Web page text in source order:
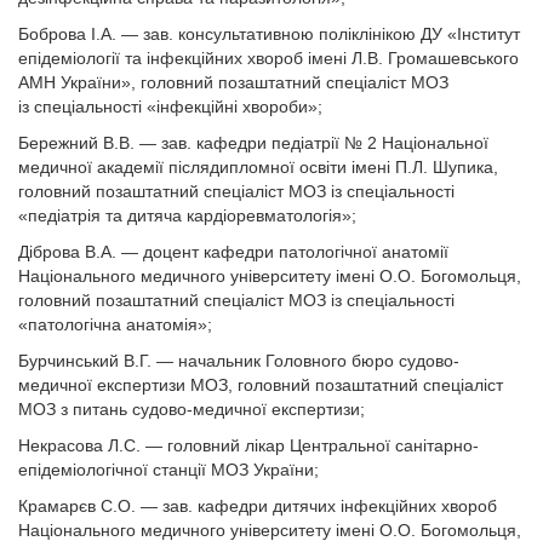
Боброва І.А. — зав. консультативною поліклінікою ДУ «Інститут
епідеміології та інфекційних хвороб імені Л.В. Громашевського
АМН України», головний позаштатний спеціаліст МОЗ
із спеціальност­і «інфекційні хвороби»;
Бережний В.В. — зав. кафедри педіатрії № 2 Національної
медичної академії післядипломної освіти імені П.Л. Шупика,
головний позаштатний спеціаліст МОЗ із спеціальності
«педіатрія та дитяча кардіоревматологія»;
Діброва В.А. — доцент кафедри патологічної анатомії
Національног­о медичного університету імені О.О. Богомольця,
головний позаштатний спеціаліст МОЗ із спеціальності
«патологічна анатомія»;
Бурчинський В.Г. — начальник Головного бюро судово-
медичної експертизи МОЗ, головний позаштатний спеціаліст
МОЗ з питань судово-медичної експертизи;
Некрасова Л.С. — головний лікар Центральної санітарно-
епідеміологічної станції МОЗ України;
Крамарєв С.О. — зав. кафедри дитячих інфекційних хвороб
Національного медичного університету імені О.О. Богомольця,